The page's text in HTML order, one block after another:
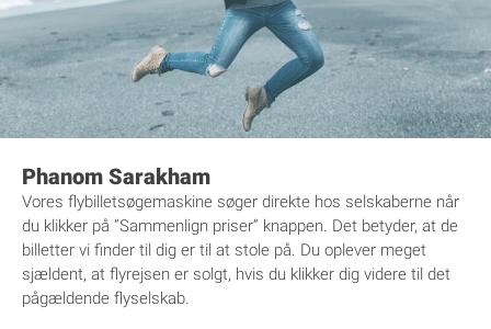
Phanom Sarakham
Vores flybilletsøgemaskine søger direkte hos selskaberne når
du klikker på ”Sammenlign priser” knappen. Det betyder, at de
billetter vi finder til dig er til at stole på. Du oplever meget
sjældent, at flyrejsen er solgt, hvis du klikker dig videre til det
pågældende flyselskab.